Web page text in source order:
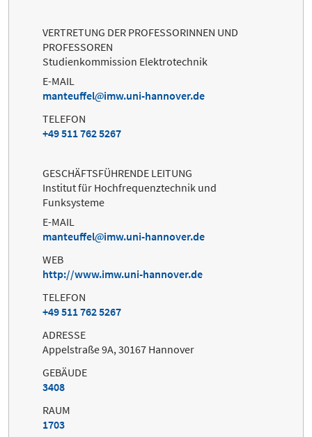
VERTRETUNG DER PROFESSORINNEN UND
PROFESSOREN
Studienkommission Elektrotechnik
E-MAIL
manteuffel
imw.uni-hannover.de
TELEFON
+49 511 762 5267
GESCHÄFTSFÜHRENDE LEITUNG
Institut für Hochfrequenztechnik und
Funksysteme
E-MAIL
manteuffel
imw.uni-hannover.de
WEB
http://www.imw.uni-hannover.de
TELEFON
+49 511 762 5267
ADRESSE
Appelstraße 9A, 30167 Hannover
GEBÄUDE
3408
RAUM
1703